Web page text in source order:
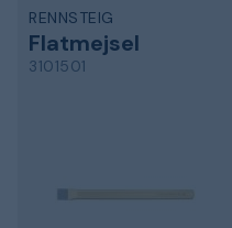
RENNSTEIG
Flatmejsel
3101501